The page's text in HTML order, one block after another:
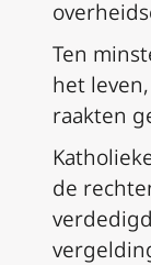
Ten
het
raakten
de